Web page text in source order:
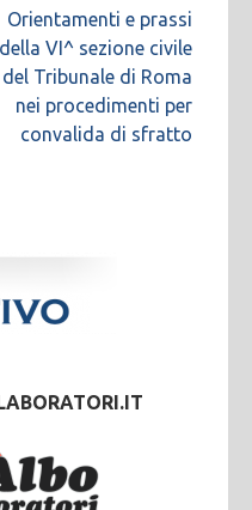
Orientamenti e prassi
della VI^ sezione civile
del Tribunale di Roma
nei procedimenti per
convalida di sfratto